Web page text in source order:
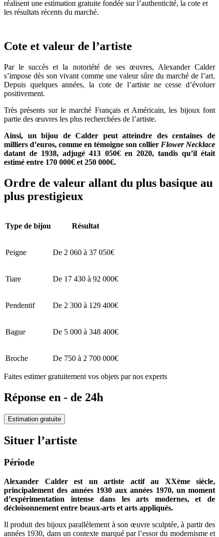
réalisent une estimation gratuite fondée sur l’authenticité, la cote et
les résultats récents du marché.
Cote et valeur de l’artiste
Par le succès et la notoriété de ses œuvres, Alexander Calder
s’impose dès son vivant comme une valeur sûre du marché de l’art.
Depuis quelques années, la cote de l’artiste ne cesse d’évoluer
positivement.
Très présents sur le marché Français et Américain, les bijoux font
partie des œuvres les plus recherchées de l’artiste.
Ainsi, un bijou de Calder peut atteindre des centaines de
milliers d’euros, comme en témoigne son collier Flower Necklace
datant de 1938, adjugé 413 050€ en 2020, tandis qu’il était
estimé entre 170 000€ et 250 000€.
Ordre de valeur allant du plus basique au
plus prestigieux
Type de bijou Résultat
Peigne De 2 060 à 37 050€
Tiare De 17 430 à 92 000€
Pendentif De 2 300 à 129 400€
Bague De 5 000 à 348 400€
Broche De 750 à 2 700 000€
Faites estimer gratuitement vos objets par nos experts
Réponse en - de 24h
Estimation gratuite
Situer l’artiste
Période
Alexander Calder est un artiste actif au XXème siècle,
principalement des années 1930 aux années 1970, un moment
d’expérimentation intense dans les arts modernes, et de
décloisonnement entre beaux-arts et arts appliqués.
Il produit des bijoux parallèlement à son œuvre sculptée, à partir des
années 1930, dans un contexte marqué par l’essor du modernisme et